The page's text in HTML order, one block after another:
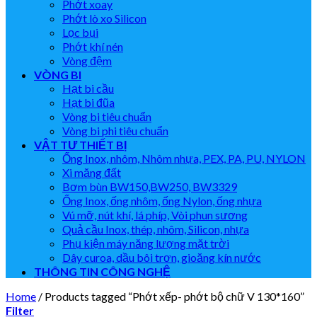
Phớt xoay
Phớt lò xo Silicon
Lọc bụi
Phớt khí nén
Vòng đệm
VÒNG BI
Hạt bi cầu
Hạt bi đũa
Vòng bi tiêu chuẩn
Vòng bi phi tiêu chuẩn
VẬT TƯ THIẾT BỊ
Ống Inox, nhôm, Nhôm nhựa, PEX, PA, PU, NYLON
Xi măng đất
Bơm bùn BW150,BW250, BW3329
Ống Inox, ống nhôm, ống Nylon, ống nhựa
Vú mỡ, nút khí, lá phíp, Vòi phun sương
Quả cầu Inox, thép, nhôm, Silicon, nhựa
Phụ kiện máy năng lượng mặt trời
Dây curoa, dầu bôi trơn, gioăng kín nước
THÔNG TIN CÔNG NGHỆ
Home / Products tagged “Phớt xếp- phớt bộ chữ V 130*160”
Filter